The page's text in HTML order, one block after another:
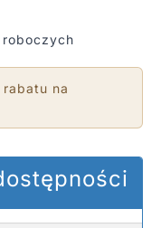
roboczych
rabatu na